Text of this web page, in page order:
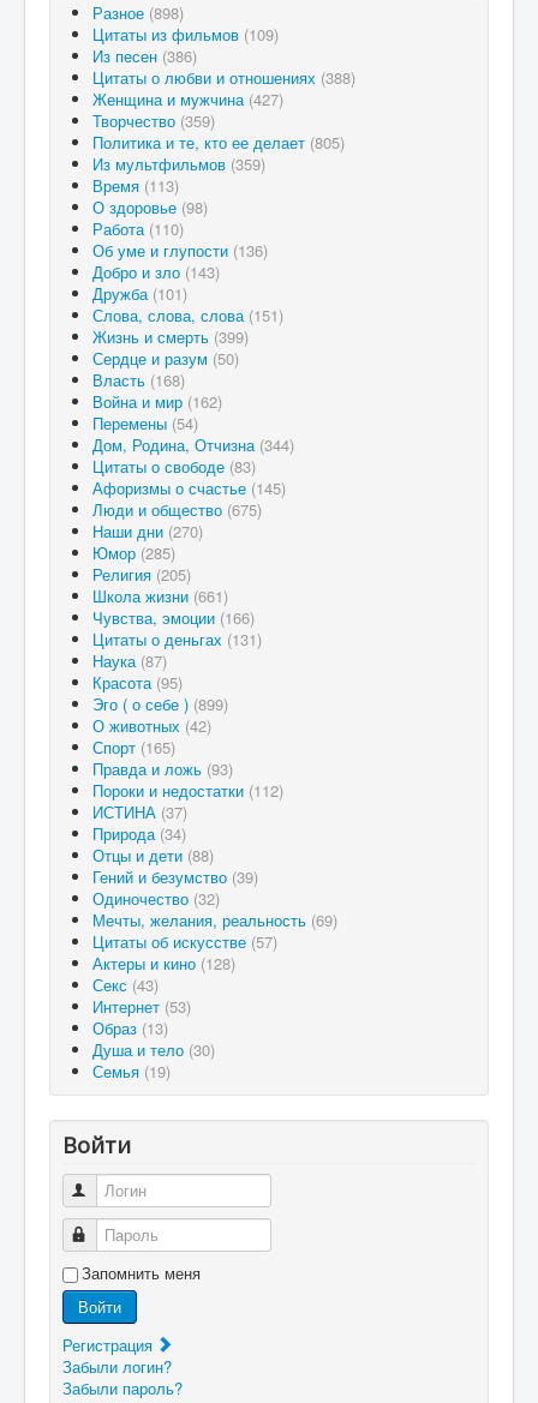
Разное (898)
Цитаты из фильмов (109)
Из песен (386)
Цитаты о любви и отношениях (388)
Женщина и мужчина (427)
Творчество (359)
Политика и те, кто ее делает (805)
Из мультфильмов (359)
Время (113)
О здоровье (98)
Работа (110)
Об уме и глупости (136)
Добро и зло (143)
Дружба (101)
Слова, слова, слова (151)
Жизнь и смерть (399)
Сердце и разум (50)
Власть (168)
Война и мир (162)
Перемены (54)
Дом, Родина, Отчизна (344)
Цитаты о свободе (83)
Афоризмы о счастье (145)
Люди и общество (675)
Наши дни (270)
Юмор (285)
Религия (205)
Школа жизни (661)
Чувства, эмоции (166)
Цитаты о деньгах (131)
Наука (87)
Красота (95)
Эго ( о себе ) (899)
О животных (42)
Спорт (165)
Правда и ложь (93)
Пороки и недостатки (112)
ИСТИНА (37)
Природа (34)
Отцы и дети (88)
Гений и безумство (39)
Одиночество (32)
Мечты, желания, реальность (69)
Цитаты об искусстве (57)
Актеры и кино (128)
Секс (43)
Интернет (53)
Образ (13)
Душа и тело (30)
Семья (19)
Войти
Логин
Пароль
Запомнить меня
Войти
Регистрация
Забыли логин?
Забыли пароль?